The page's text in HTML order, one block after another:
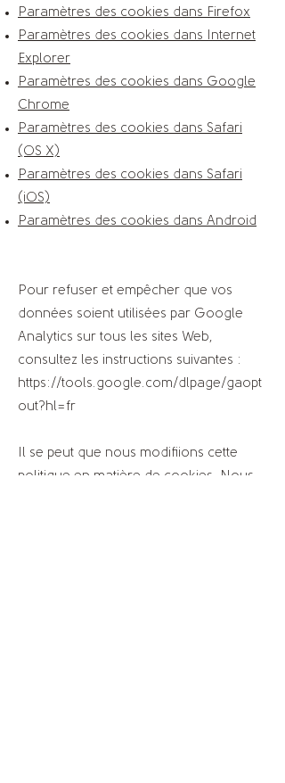
Paramètres des cookies dans Firefox
Paramètres des cookies dans Internet
Explorer
Paramètres des cookies dans Google
Chrome
Paramètres des cookies dans Safari
(OS X)
Paramètres des cookies dans Safari
(iOS)
Paramètres des cookies dans Android
Pour refuser et empêcher que vos
données soient utilisées par Google
Analytics sur tous les sites Web,
consultez les instructions suivantes :
https://tools.google.com/dlpage/gaopt
out?hl=fr
Il se peut que nous modifiions cette
politique en matière de cookies. Nous